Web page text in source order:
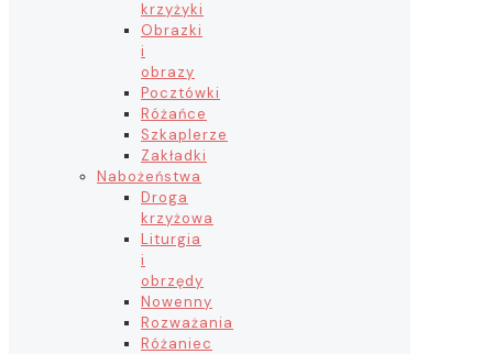
krzyżyki
Obrazki
i
obrazy
Pocztówki
Różańce
Szkaplerze
Zakładki
Nabożeństwa
Droga
krzyżowa
Liturgia
i
obrzędy
Nowenny
Rozważania
Różaniec